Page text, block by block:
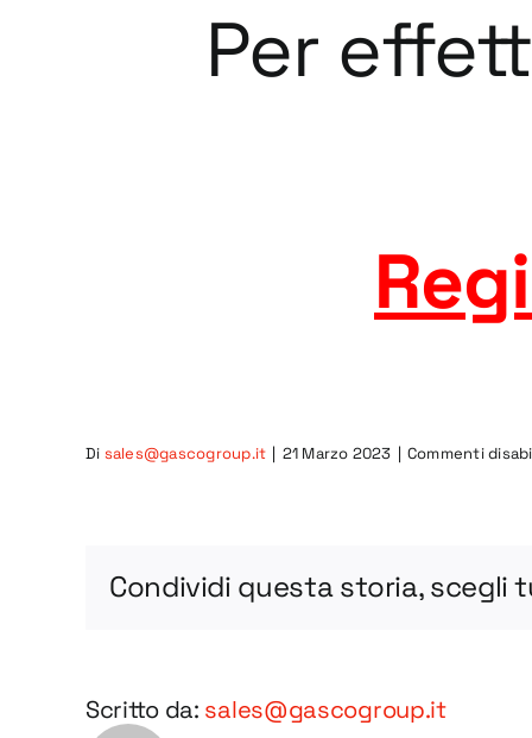
Per
Di sales@gascogroup.it | 21 Marzo 2023 | Commenti
Condividi questa storia, scegli
Scritto da: sales@gascogroup.it